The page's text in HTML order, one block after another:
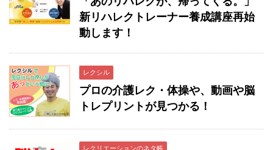
新リハレクトレーナー養成講座再始
動します！
レクシル
プロの介護レク・体操や、動画や脳
トレプリントが見つかる！
レクリエーションのネタ帳